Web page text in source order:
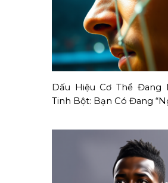
Dấu Hiệu Cơ Thể Đang
Tinh Bột: Bạn Có Đang